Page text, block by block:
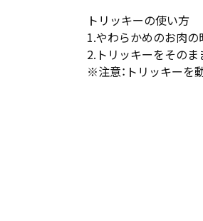
トリッキーの使い方
1.やわらかめのお肉の
2.トリッキーをそのま
※注意：トリッキーを